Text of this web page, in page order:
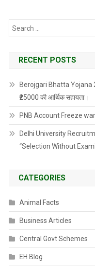
RECENT POSTS
Berojgari Bhatta Yojana
₹25000 की आर्थिक सहायता।
PNB Account Freeze
Delhi University
“Selection Without
CATEGORIES
Animal Facts
Business Articles
Central Govt Schemes
EH Blog